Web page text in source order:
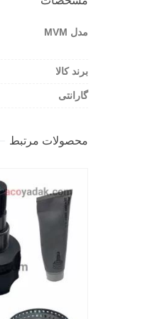
مدل MVM
برند کالا
گارانتی
محصولات مرتبط